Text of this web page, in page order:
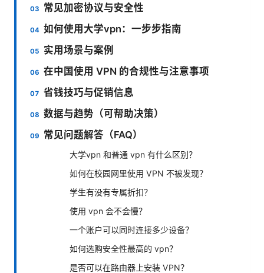
常见加密协议与安全性
如何使用大学vpn：一步步指南
实用场景与案例
在中国使用 VPN 的合规性与注意事项
省钱技巧与促销信息
数据与趋势（可帮助决策）
常见问题解答（FAQ）
大学vpn 和普通 vpn 有什么区别？
如何在校园网里使用 VPN 不被发现？
学生有没有专属折扣？
使用 vpn 会不会慢？
一个账户可以同时连接多少设备？
如何选购安全性最高的 vpn？
是否可以在路由器上安装 VPN？